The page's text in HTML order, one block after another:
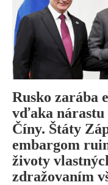
Rusko zarába
vďaka nárastu
Číny. Štáty
embargom
životy
zdražovaním